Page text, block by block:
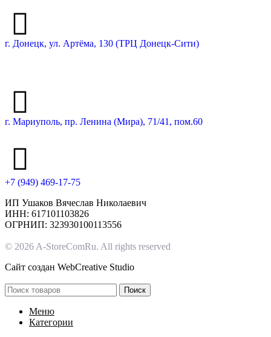
г. Донецк, ул. Артёма, 130 (ТРЦ Донецк-Сити)
г. Мариуполь, пр. Ленина (Мира), 71/41, пом.60
+7 (949) 469-17-75
ИП Ушаков Вячеслав Николаевич
ИНН: 617101103826
ОГРНИП: 323930100113556
© 2026 A-StoreComRu. All rights reserved
Сайт создан WebCreative Studio
Поиск
Меню
Категории